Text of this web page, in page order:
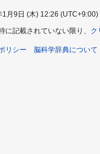
月9日 (木) 12:26 (UTC+9:00)
に記載されていない限り、 ク
リシー 脳科学辞典について